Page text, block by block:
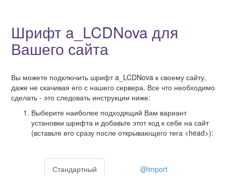
Шрифт a_LCDNova для
Вашего сайта
Вы можете подключить шрифт a_LCDNova к своему сайту,
даже не скачивая его с нашего сервера. Все что необходимо
сделать - это следовать инструкции ниже:
Выберите наиболее подходящий Вам вариант
установки шрифта и добавьте этот код к себе на сайт
(вставьте его сразу после открывающего тега <head>):
Стандартный @import